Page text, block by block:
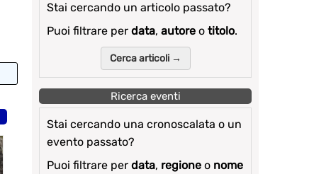
Stai cercando un articolo passato?
Puoi filtrare per data, autore o titolo.
Cerca articoli →
Ricerca eventi
Stai cercando una cronoscalata o un
evento passato?
Puoi filtrare per data, regione o nome